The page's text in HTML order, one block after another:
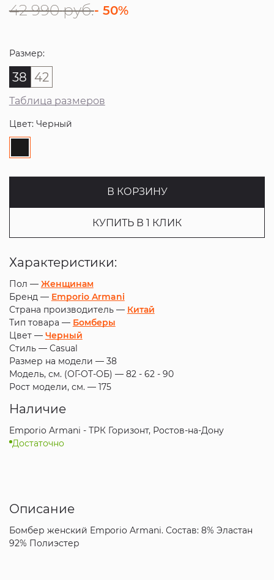
42 990 руб.- 50%
Размер:
38 42
Таблица размеров
Цвет: Черный
В КОРЗИНУ
КУПИТЬ В 1 КЛИК
Характеристики:
Пол — Женщинам
Бренд — Emporio Armani
Страна производитель — Китай
Тип товара — Бомберы
Цвет — Черный
Стиль — Casual
Размер на модели — 38
Модель, см. (ОГ-ОТ-ОБ) — 82 - 62 - 90
Рост модели, см. — 175
Наличие
Emporio Armani - ТРК Горизонт, Ростов-на-Дону
Достаточно
Описание
Бомбер женский Emporio Armani. Состав: 8% Эластан
92% Полиэстер